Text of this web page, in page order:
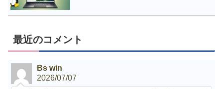
最近のコメント
Bs win
2026/07/07